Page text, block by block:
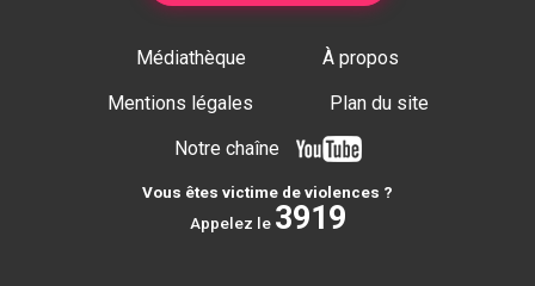
Médiathèque
À propos
Mentions légales
Plan du site
Notre chaîne
Vous êtes victime de violences ?
Appelez le 3919